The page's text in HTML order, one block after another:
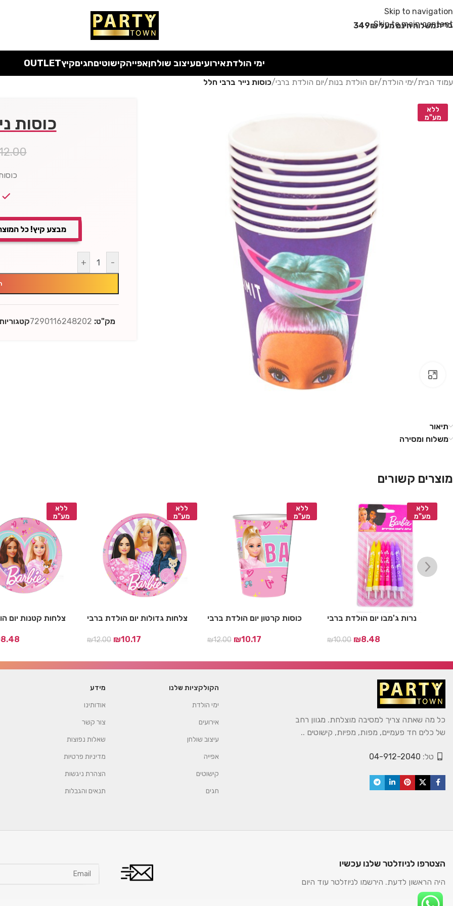
Skip to navigation
Skip to main content
מבצע קיץ! כל המוצרים ללא מע"מעד סוף החודש
משלוח חינם מעל 349₪
ימי הולדתאירועיםעיצוב שולחןאפייהקישוטיםחגיםקיץOUTLET
עמוד הבית/ימי הולדת/יום הולדת בנות/יום הולדת ברבי/כוסות נייר ברבי חלל
ללא
מע"מ
כוסות
מבצע קיץ! כל
-
+
מק"ט: 7290116248202
תיאור
משלוח ומסירה
מוצרים קשורים
ללא
מע"מ
צלחות קטנות יום
8.48
ללא
מע"מ
צלחות גדולות יום הולדת ברבי
₪12.00 ₪10.17
ללא
מע"מ
כוסות קרטון יום הולדת ברבי
₪12.00 ₪10.17
ללא
מע"מ
נרות ג'מבו יום הולדת ברבי
₪10.00 ₪8.48
כל מה שאתה צריך למסיבה מוצלחת. מגוון רחב
של כלים חד פעמיים, מפות, מפיות, קישוטים ..
טל: 04-912-2040
הקולקציות שלנו
ימי הולדת
אירועים
עיצוב שולחן
אפייה
קישוטים
חגים
מידע
אודותינו
צור קשר
שאלות נפוצות
מדיניות פרטיות
הצהרת ניגשות
תנאים והגבלות
הצטרפו לניוזלטר שלנו עכשיו
היה הראשון לדעת. הירשמו לניוזלטר עוד היום